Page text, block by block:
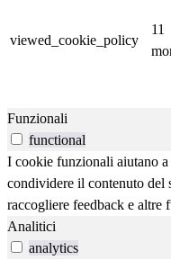
viewed_cookie_policy
11
Funzionali
functional
I cookie funzionali aiutano
condividere il contenuto del
raccogliere feedback e altre
Analitici
analytics